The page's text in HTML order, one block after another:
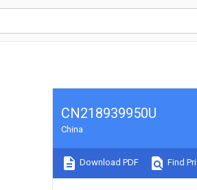
CN218939950U
China
Download PDF Find